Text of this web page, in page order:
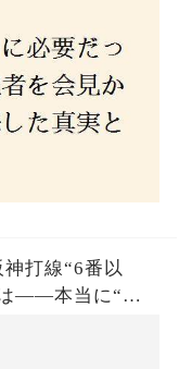
神打線“6番以
——本当に“強